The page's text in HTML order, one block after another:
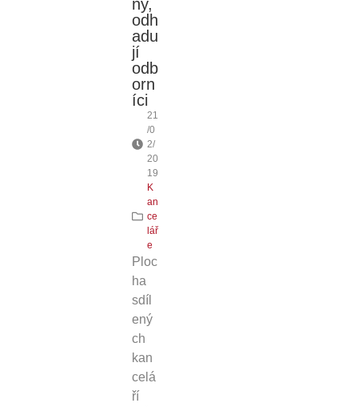
ny,
odh
adu
jí
odb
orn
íci
21
/0
2/
20
19
K
an
ce
lář
e
Ploc
ha
sdíl
ený
ch
kan
celá
ří